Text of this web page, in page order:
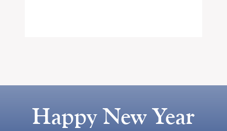
Happy New Year